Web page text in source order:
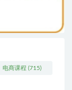
电商课程 (715)